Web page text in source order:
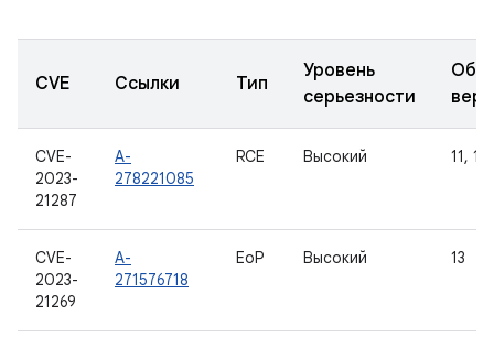
CVE Ссылки Тип
Уровень
серьезности
CVE-
2023-
21287
A-
278221085
RCE Высокий 11,
CVE-
2023-
21269
A-
271576718
EoP Высокий 13